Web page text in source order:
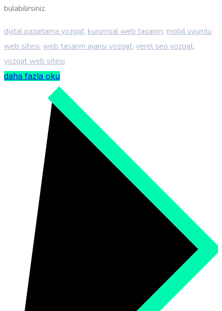
bulabilirsiniz.
dijital pazarlama yozgat, kurumsal web tasarım, mobil uyumlu
web sitesi, web tasarım ajansı yozgat, yerel seo yozgat,
yozgat web sitesi
daha fazla oku